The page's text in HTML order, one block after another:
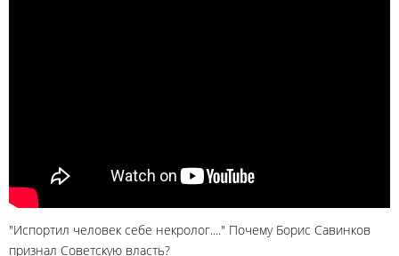
"Испортил человек себе некролог...." Почему Борис Савинков
признал Советскую власть?